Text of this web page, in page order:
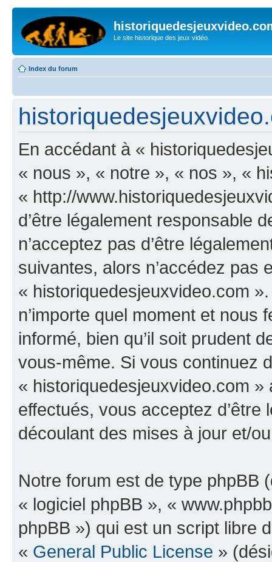
Le site historique des jeux vidéo.
Index du forum
En accédant à «
« nous », « notre », « nos », «
« http://
d’être légalement responsable
n’acceptez pas d’être
suivantes, alors n’accédez pas
« historiquedesjeuxvideo.com
n’importe quel moment et
informé, bien qu’il soit prudent
vous-même. Si vous continuez
« historiquedesjeuxvideo.com
effectués, vous acceptez
découlant des mises à jour et/
Notre forum est de type phpBB
« logiciel phpBB », «
phpBB ») qui est un script libre
« General Public License »